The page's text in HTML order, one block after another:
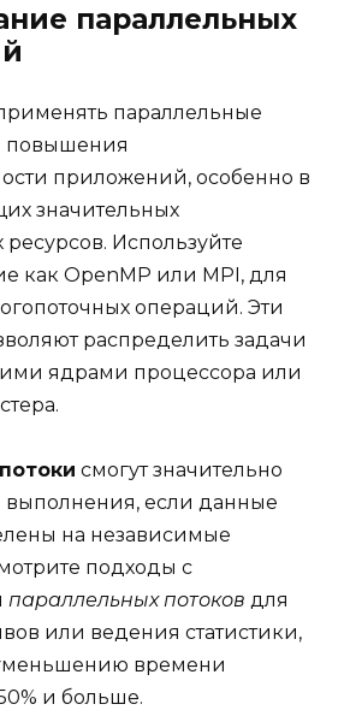
параллельных
параллельные
повышения
приложений, особенно в
значительных
Используйте
как OpenMP или MPI, для
операций. Эти
распределить задачи
ядрами процессора или
смогут значительно
выполнения, если данные
на независимые
подходы с
параллельных потоков для
или ведения статистики,
времени
и больше.